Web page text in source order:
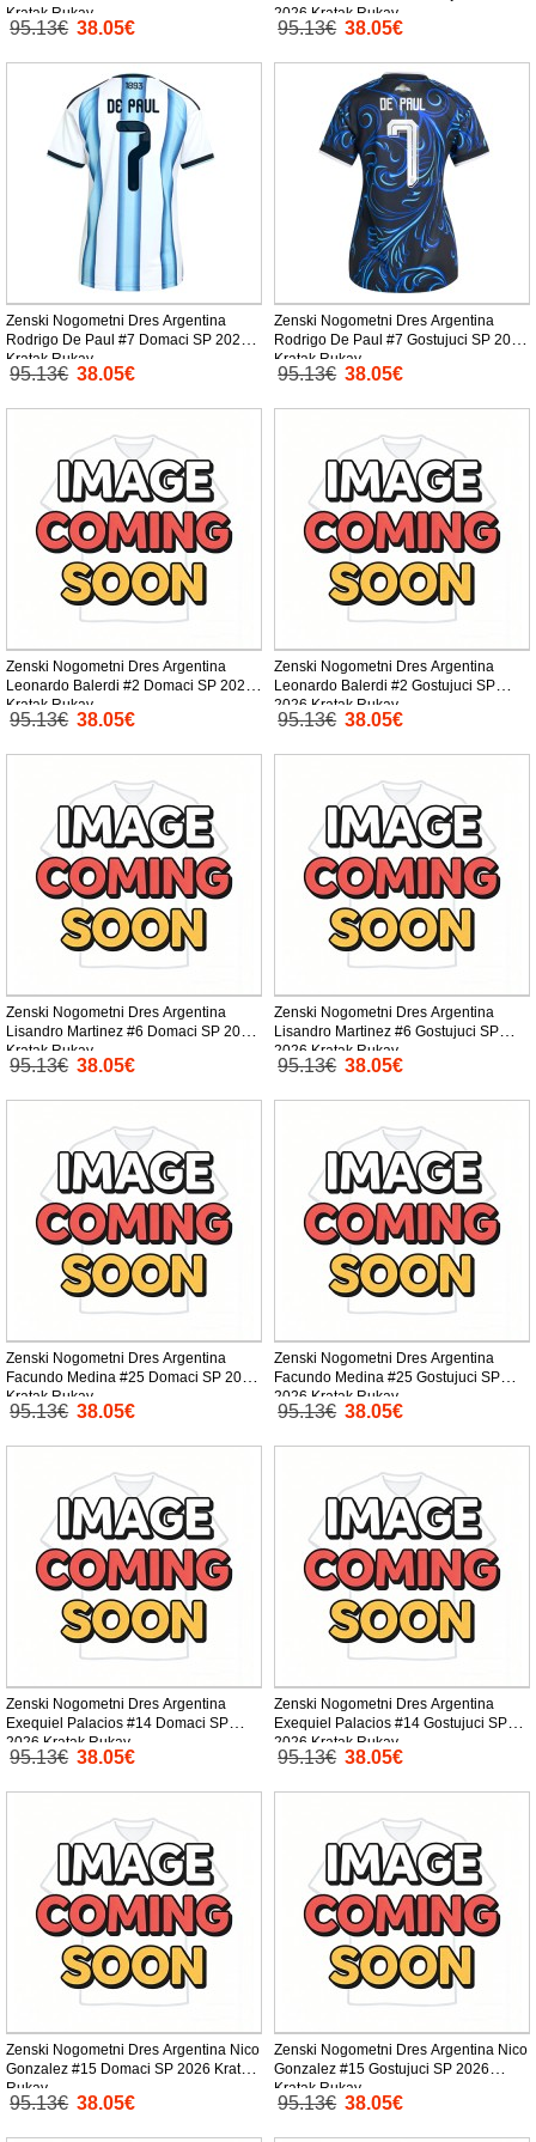
Kratak Rukav
95.13€ 38.05€
2026 Kratak Rukav
95.13€ 38.05€
Zenski Nogometni Dres Argentina
Rodrigo De Paul #7 Domaci SP 2026
Kratak Rukav
95.13€ 38.05€
Zenski Nogometni Dres Argentina
Rodrigo De Paul #7 Gostujuci SP 2026
Kratak Rukav
95.13€ 38.05€
Zenski Nogometni Dres Argentina
Leonardo Balerdi #2 Domaci SP 2026
Kratak Rukav
95.13€ 38.05€
Zenski Nogometni Dres Argentina
Leonardo Balerdi #2 Gostujuci SP
2026 Kratak Rukav
95.13€ 38.05€
Zenski Nogometni Dres Argentina
Lisandro Martinez #6 Domaci SP 2026
Kratak Rukav
95.13€ 38.05€
Zenski Nogometni Dres Argentina
Lisandro Martinez #6 Gostujuci SP
2026 Kratak Rukav
95.13€ 38.05€
Zenski Nogometni Dres Argentina
Facundo Medina #25 Domaci SP 2026
Kratak Rukav
95.13€ 38.05€
Zenski Nogometni Dres Argentina
Facundo Medina #25 Gostujuci SP
2026 Kratak Rukav
95.13€ 38.05€
Zenski Nogometni Dres Argentina
Exequiel Palacios #14 Domaci SP
2026 Kratak Rukav
95.13€ 38.05€
Zenski Nogometni Dres Argentina
Exequiel Palacios #14 Gostujuci SP
2026 Kratak Rukav
95.13€ 38.05€
Zenski Nogometni Dres Argentina Nico
Gonzalez #15 Domaci SP 2026 Kratak
Rukav
95.13€ 38.05€
Zenski Nogometni Dres Argentina Nico
Gonzalez #15 Gostujuci SP 2026
Kratak Rukav
95.13€ 38.05€